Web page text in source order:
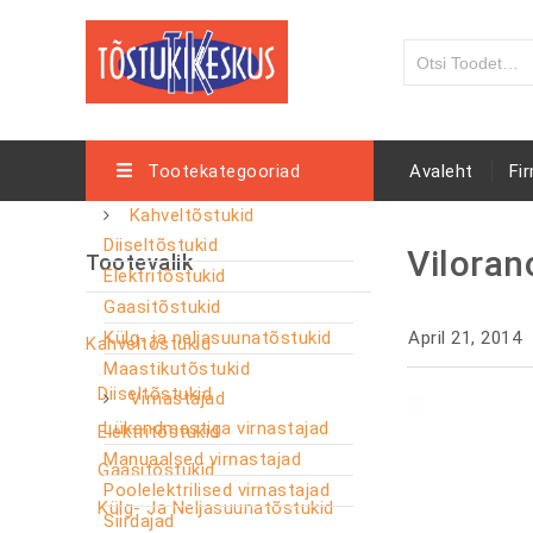
Tootekategooriad
Kahveltõstukid
Diiseltõstukid
Elektritõstukid
Gaasitõstukid
Külg- ja neljasuunatõstukid
Maastikutõstukid
Virnastajad
Lükandmastiga virnastajad
Manuaalsed virnastajad
Poolelektrilised virnastajad
Siirdajad
Avaleht
April 21, 2014
Tootevalik
Kahveltõstukid
Diiseltõstukid
Elektritõstukid
Gaasitõstukid
Külg- Ja Neljasuunatõstukid